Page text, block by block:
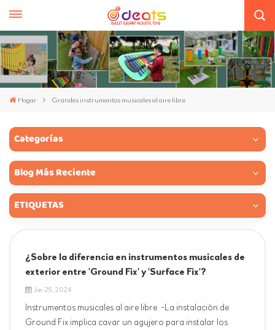
Hogar Grandes instrumentos musicales al aire libre
Categorías
Blog Más Reciente
ETIQUETAS
¿Sobre la diferencia en instrumentos musicales de
exterior entre 'Ground Fix' y 'Surface Fix'?
Jan 25, 2024
Instrumentos musicales al aire libre. -La instalación de
Ground Fix implica cavar un agujero para instalar los